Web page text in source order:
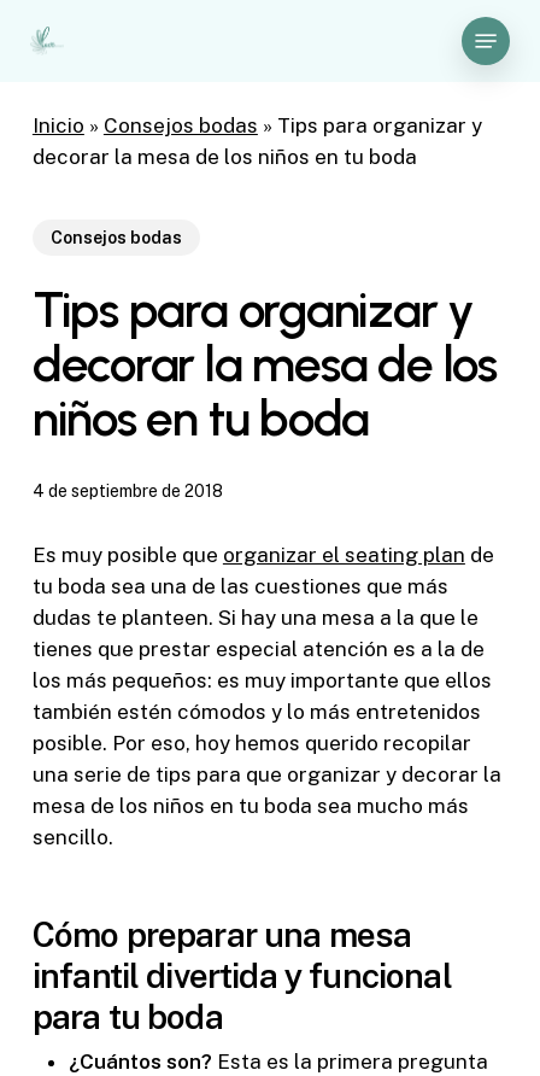
Menu
Inicio » Consejos bodas » Tips para organizar y
decorar la mesa de los niños en tu boda
Consejos bodas
Tips para organizar y
decorar la mesa de los
niños en tu boda
4 de septiembre de 2018
Es muy posible que organizar el seating plan de
tu boda sea una de las cuestiones que más
dudas te planteen. Si hay una mesa a la que le
tienes que prestar especial atención es a la de
los más pequeños: es muy importante que ellos
también estén cómodos y lo más entretenidos
posible. Por eso, hoy hemos querido recopilar
una serie de tips para que organizar y decorar la
mesa de los niños en tu boda sea mucho más
sencillo.
Cómo preparar una mesa
infantil divertida y funcional
para tu boda
¿Cuántos son? Esta es la primera pregunta